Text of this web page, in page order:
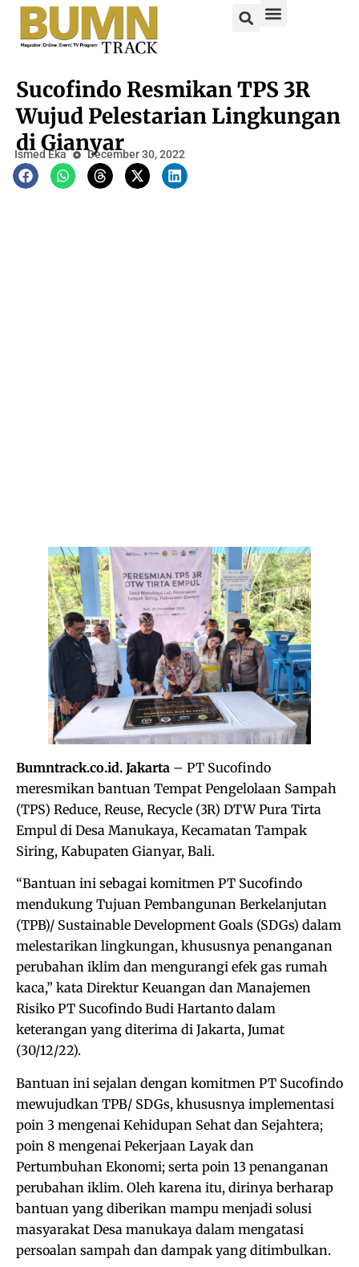
Sucofindo Resmikan TPS 3R
Wujud Pelestarian Lingkungan
di Gianyar
Ismed Eka December 30, 2022
Bumntrack.co.id. Jakarta – PT Sucofindo
meresmikan bantuan Tempat Pengelolaan Sampah
(TPS) Reduce, Reuse, Recycle (3R) DTW Pura Tirta
Empul di Desa Manukaya, Kecamatan Tampak
Siring, Kabupaten Gianyar, Bali.
“Bantuan ini sebagai komitmen PT Sucofindo
mendukung Tujuan Pembangunan Berkelanjutan
(TPB)/ Sustainable Development Goals (SDGs) dalam
melestarikan lingkungan, khususnya penanganan
perubahan iklim dan mengurangi efek gas rumah
kaca,” kata Direktur Keuangan dan Manajemen
Risiko PT Sucofindo Budi Hartanto dalam
keterangan yang diterima di Jakarta, Jumat
(30/12/22).
Bantuan ini sejalan dengan komitmen PT Sucofindo
mewujudkan TPB/ SDGs, khususnya implementasi
poin 3 mengenai Kehidupan Sehat dan Sejahtera;
poin 8 mengenai Pekerjaan Layak dan
Pertumbuhan Ekonomi; serta poin 13 penanganan
perubahan iklim. Oleh karena itu, dirinya berharap
bantuan yang diberikan mampu menjadi solusi
masyarakat Desa manukaya dalam mengatasi
persoalan sampah dan dampak yang ditimbulkan.